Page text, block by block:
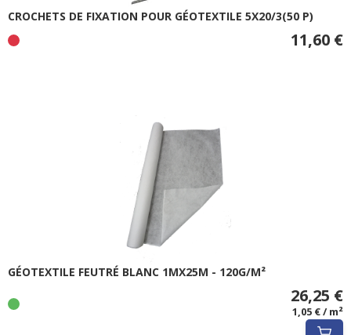
CROCHETS DE FIXATION POUR GÉOTEXTILE 5X20/3(50 P)
11,60 €
GÉOTEXTILE FEUTRÉ BLANC 1MX25M - 120G/M²
26,25 €
1,05 € / m²